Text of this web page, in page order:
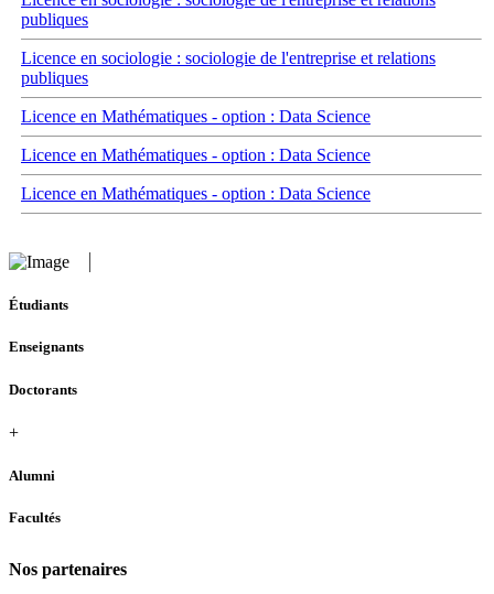
publiques
Licence en sociologie : sociologie de l'entreprise et relations
publiques
Licence en Mathématiques - option : Data Science
Licence en Mathématiques - option : Data Science
Licence en Mathématiques - option : Data Science
Étudiants
Enseignants
Doctorants
+
Alumni
Facultés
Nos partenaires